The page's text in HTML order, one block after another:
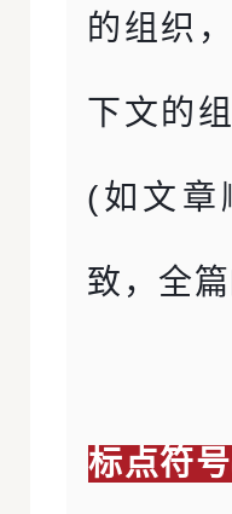
的组织
下文的
(如文章
致，全
标点符